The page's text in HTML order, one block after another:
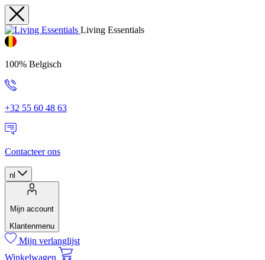
Living Essentials
100% Belgisch
+32 55 60 48 63
Contacteer ons
nl
Mijn account
Klantenmenu
Mijn verlanglijst
Winkelwagen